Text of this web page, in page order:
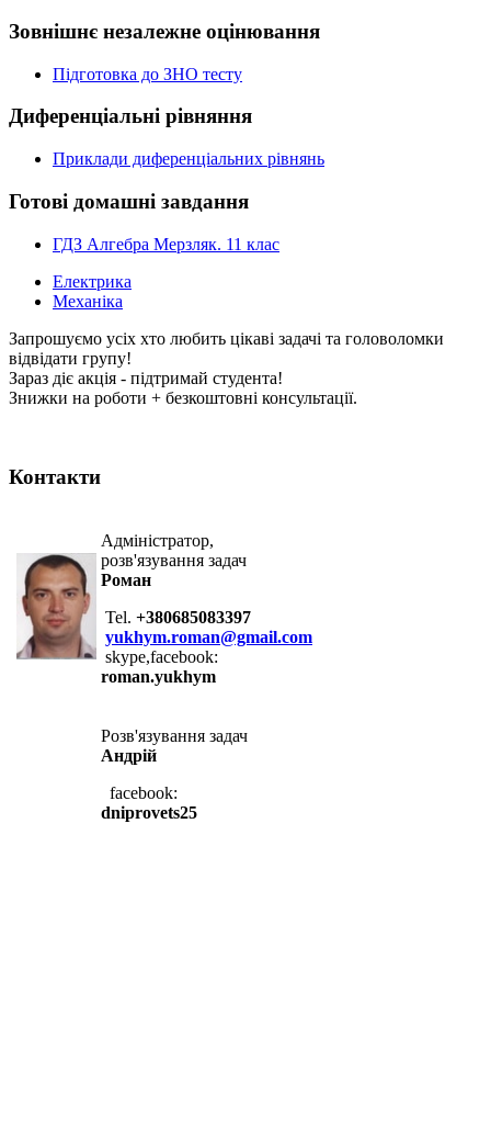
Зовнішнє незалежне оцінювання
Підготовка до ЗНО тесту
Диференціальні рівняння
Приклади диференціальних рівнянь
Готові домашні завдання
ГДЗ Алгебра Мерзляк. 11 клас
Електрика
Механіка
Запрошуємо усіх хто любить цікаві задачі та головоломки
відвідати групу!
Зараз діє акція - підтримай студента!
Знижки на роботи + безкоштовні консультації.
Контакти
Адміністратор,
розв'язування задач
Роман
Tel. +380685083397
yukhym.roman@gmail.com
skype,facebook:
roman.yukhym
Розв'язування задач
Андрій
facebook:
dniprovets25